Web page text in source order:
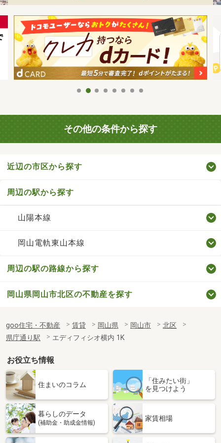
その他の条件から探す
近辺の市区から探す
周辺の駅から探す
山陽本線
岡山電軌東山本線
周辺の駅の路線から探す
岡山県岡山市北区の不動産を探す
goo住宅・不動産 賃貸 岡山県 岡山市
北区
県庁通り駅
エディフィシオ横内 1K
お役立ち情報
住まいのコラム
「住みたい街」
を見つけよう
暮らしのデータ
(補助金・助成金情報)
家賃相場